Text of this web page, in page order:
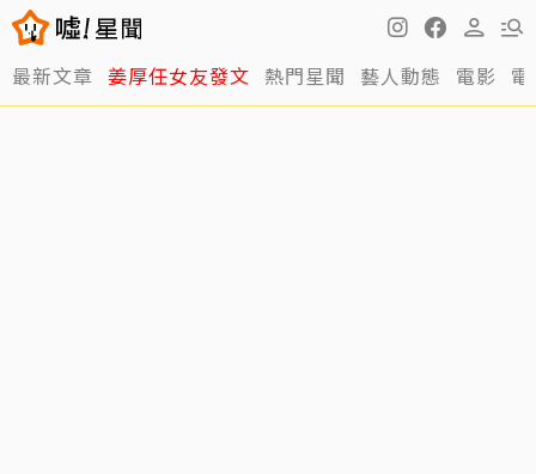
最新文章 姜厚任女友發文 熱門星聞 藝人動態 電影